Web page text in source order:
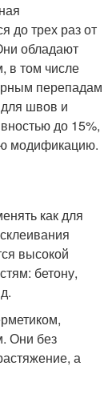
до трех раз от
обладают
в том числе
перепадам
швов и
до 15%,
модификацию.
как для
высокой
бетону,
Они без
а